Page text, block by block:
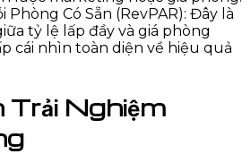
Có Sẵn (RevPAR): Đây là
tỷ lệ lấp đầy và giá phòng
cái nhìn toàn diện về hiệu quả
Trải Nghiệm